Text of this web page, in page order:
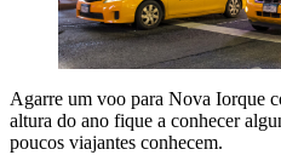
Agarre um voo para Nova Iorque
altura do ano fique a conhecer
poucos viajantes conhecem.